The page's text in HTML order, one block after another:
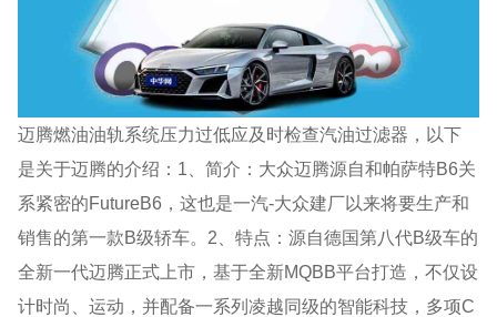
迈腾燃油油轨系统压力过低应及时检查汽油过滤器，以下
是关于迈腾的介绍：1、简介：大众迈腾源自和帕萨特B6关
系紧密的FutureB6，这也是一汽-大众建厂以来将要生产和
销售的第一款B级轿车。2、特点：源自德国第八代B级车的
全新一代迈腾正式上市，基于全新MQBB平台打造，不仅设
计时尚、运动，并配备一系列凌越同级的智能科技，多项C